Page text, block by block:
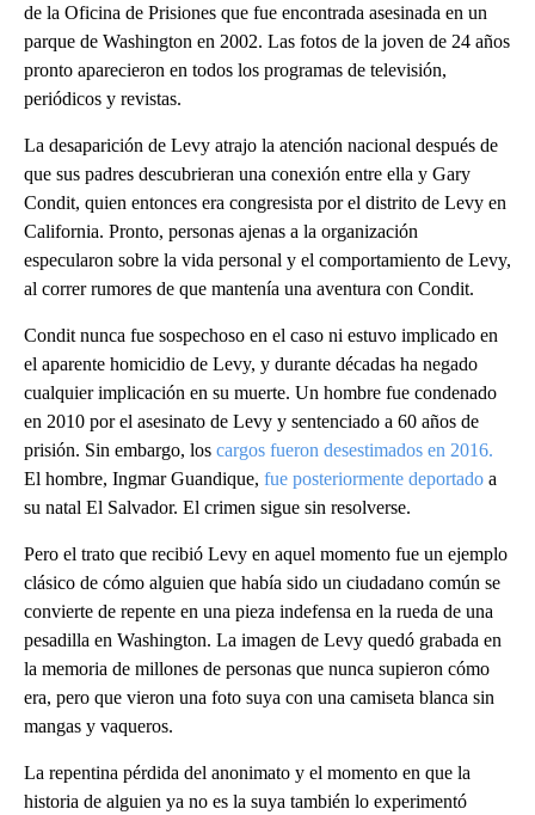
de la Oficina de Prisiones que fue encontrada asesinada en un
parque de Washington en 2002. Las fotos de la joven de 24 años
pronto aparecieron en todos los programas de televisión,
periódicos y revistas.
La desaparición de Levy atrajo la atención nacional después de
que sus padres descubrieran una conexión entre ella y Gary
Condit, quien entonces era congresista por el distrito de Levy en
California. Pronto, personas ajenas a la organización
especularon sobre la vida personal y el comportamiento de Levy,
al correr rumores de que mantenía una aventura con Condit.
Condit nunca fue sospechoso en el caso ni estuvo implicado en
el aparente homicidio de Levy, y durante décadas ha negado
cualquier implicación en su muerte. Un hombre fue condenado
en 2010 por el asesinato de Levy y sentenciado a 60 años de
prisión. Sin embargo, los cargos fueron desestimados en 2016.
El hombre, Ingmar Guandique, fue posteriormente deportado a
su natal El Salvador. El crimen sigue sin resolverse.
Pero el trato que recibió Levy en aquel momento fue un ejemplo
clásico de cómo alguien que había sido un ciudadano común se
convierte de repente en una pieza indefensa en la rueda de una
pesadilla en Washington. La imagen de Levy quedó grabada en
la memoria de millones de personas que nunca supieron cómo
era, pero que vieron una foto suya con una camiseta blanca sin
mangas y vaqueros.
La repentina pérdida del anonimato y el momento en que la
historia de alguien ya no es la suya también lo experimentó